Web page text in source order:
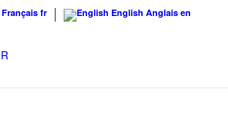
Français fr English Anglais en